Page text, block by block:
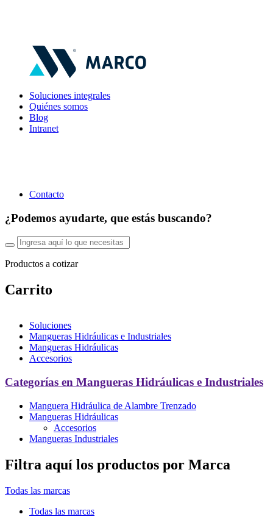
Soluciones integrales
Quiénes somos
Blog
Intranet
Contacto
¿Podemos ayudarte, que estás buscando?
Productos a cotizar
Carrito
Soluciones
Mangueras Hidráulicas e Industriales
Mangueras Hidráulicas
Accesorios
Categorías en Mangueras Hidráulicas e Industriales
Manguera Hidráulica de Alambre Trenzado
Mangueras Hidráulicas
Accesorios
Mangueras Industriales
Filtra aquí los productos por Marca
Todas las marcas
Todas las marcas